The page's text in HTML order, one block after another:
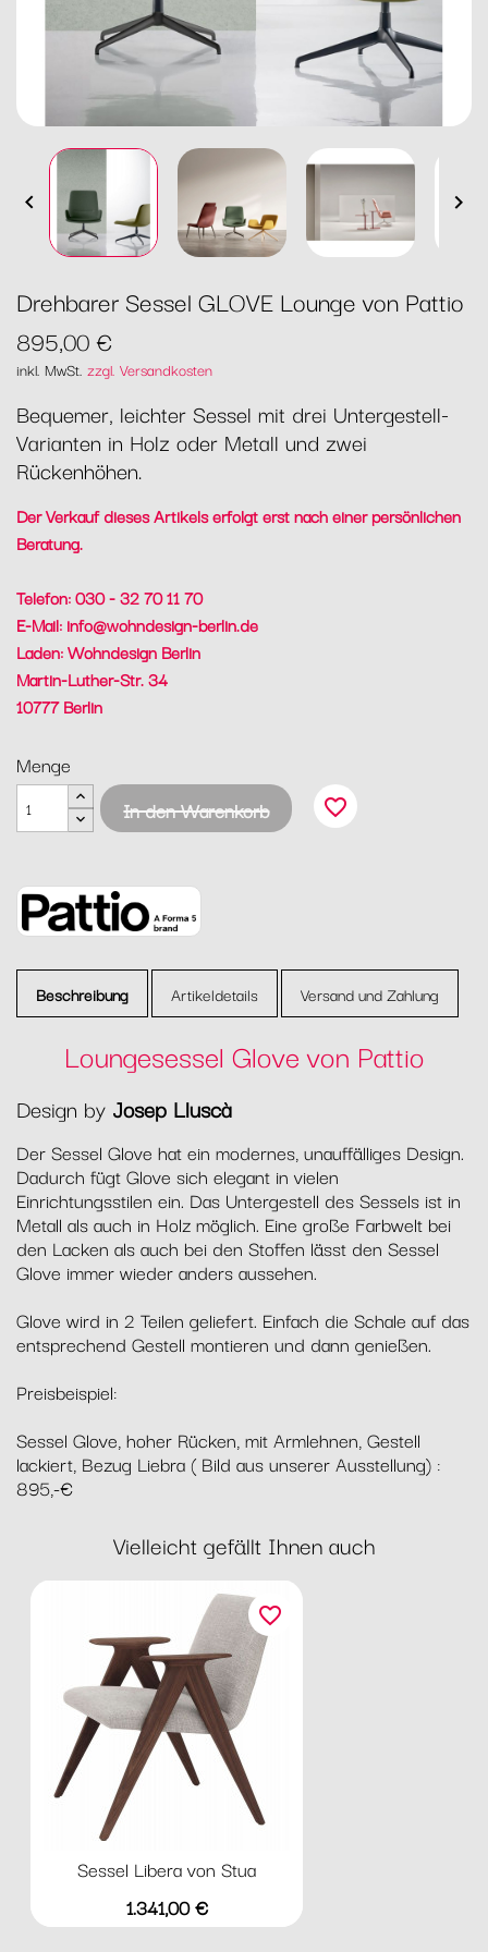
 
Drehbarer Sessel GLOVE Lounge von Pattio
895,00 €
inkl. MwSt. zzgl. Versandkosten
Bequemer, leichter Sessel mit drei Untergestell-
Varianten in Holz oder Metall und zwei
Rückenhöhen.
Der Verkauf dieses Artikels erfolgt erst nach einer persönlichen
Beratung.
Telefon: 030 - 32 70 11 70
E-Mail: info@wohndesign-berlin.de
Laden: Wohndesign Berlin
Martin-Luther-Str. 34
10777 Berlin
Menge
In den Warenkorb
favorite_border
Beschreibung Artikeldetails Versand und Zahlung
Loungesessel Glove von Pattio
Design by Josep Lluscà
Der Sessel Glove hat ein modernes, unauffälliges Design.
Dadurch fügt Glove sich elegant in vielen
Einrichtungsstilen ein. Das Untergestell des Sessels ist in
Metall als auch in Holz möglich. Eine große Farbwelt bei
den Lacken als auch bei den Stoffen lässt den Sessel
Glove immer wieder anders aussehen.
Glove wird in 2 Teilen geliefert. Einfach die Schale auf das
entsprechend Gestell montieren und dann genießen.
Preisbeispiel:
Sessel Glove, hoher Rücken, mit Armlehnen, Gestell
lackiert, Bezug Liebra ( Bild aus unserer Ausstellung) :
895,-€
Vielleicht gefällt Ihnen auch
Sessel Libera von Stua
Preis
1.341,00 €
favorite_border